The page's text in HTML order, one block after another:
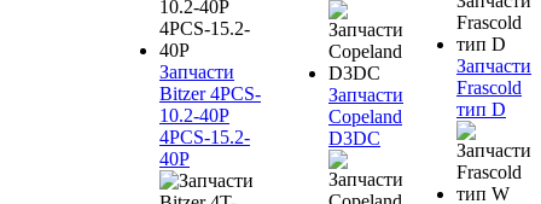
Запчасти
Bitzer 4PCS-
10.2-40P
4PCS-15.2-
40P
Запчасти
Copeland
D3DC
Запчасти
Frascold
тип D